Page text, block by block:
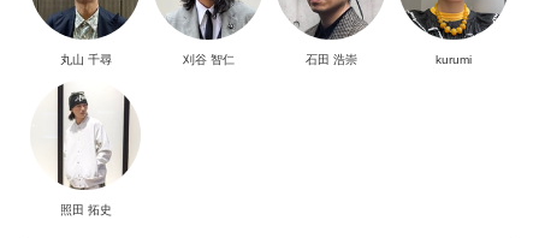
丸山 千尋 刈谷 智仁 石田 浩崇 kurumi
照田 拓史